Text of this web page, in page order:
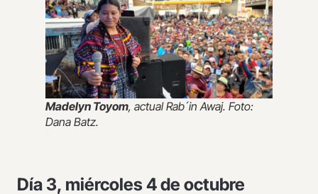
Madelyn Toyom, actual Rab´in Awaj. Foto:
Dana Batz.
Día 3, miércoles 4 de octubre